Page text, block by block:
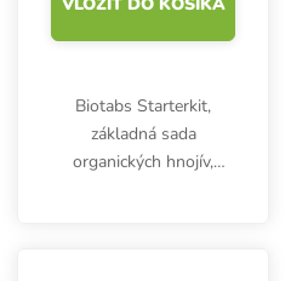
Biotabs Starterkit,
základná sada
organických hnojív,